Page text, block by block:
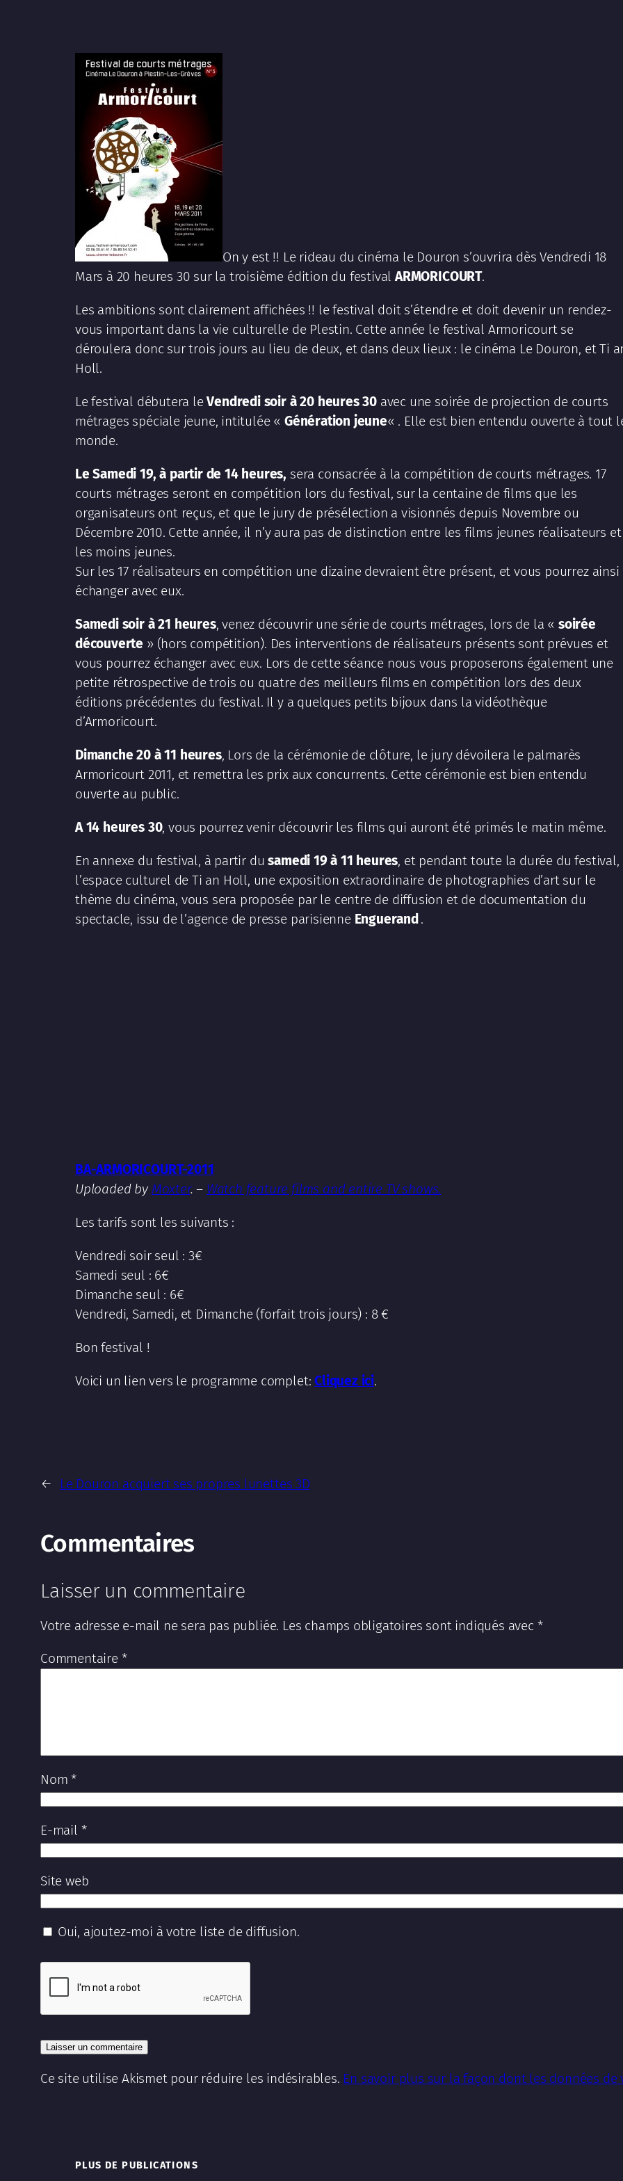
On y est !! Le rideau du cinéma le Douron s’ouvrira dès Vendredi 18
Mars à 20 heures 30 sur la troisième édition du festivalARMORICOURT.
Les ambitions sont clairement affichées !! le festival doit s’étendre et doit devenir un rendez-
vous important dans la vie culturelle de Plestin. Cette année le festival Armoricourt se
déroulera donc sur trois jours au lieu de deux, et dans deux lieux : le cinéma Le Douron, et Ti
Holl.
Le festival débutera leVendredi soir à 20 heures 30 avec une soirée de projection de courts
métrages spéciale jeune, intitulée « Génération jeune« . Elle est bien entendu ouverte à tout
monde.
Le Samedi 19, à partir de 14 heures, sera consacrée à la compétition de courts métrages. 17
courts métrages seront en compétition lors du festival, sur la centaine de films que les
organisateurs ont reçus, et que le jury de présélection a visionnés depuis Novembre ou
Décembre 2010. Cette année, il n’y aura pas de distinction entre les films jeunes réalisateurs et
les moins jeunes.
Sur les 17 réalisateurs en compétition une dizaine devraient être présent, et vous pourrez ainsi
échanger avec eux.
Samedi soir à 21 heures, venez découvrir une série de courts métrages, lors de la « soirée
découverte » (hors compétition). Des interventions de réalisateurs présents sont prévues et
vous pourrez échanger avec eux. Lors de cette séance nous vous proposerons également une
petite rétrospective de trois ou quatre des meilleurs films en compétition lors des deux
éditions précédentes du festival. Il y a quelques petits bijoux dans la vidéothèque
d’Armoricourt.
Dimanche 20 à 11 heures, Lors de la cérémonie de clôture, le jury dévoilera le palmarès
Armoricourt 2011, et remettra les prix aux concurrents. Cette cérémonie est bien entendu
ouverte au public.
A 14 heures 30, vous pourrez venir découvrir les films qui auront été primés le matin même.
En annexe du festival, à partir du samedi 19 à 11 heures, et pendant toute la durée du festival,
l’espace culturel de Ti an Holl, une exposition extraordinaire de photographies d’art sur le
thème du cinéma, vous sera proposée par le centre de diffusion et de documentation du
spectacle, issu de l’agence de presse parisienne Enguerand .
BA-ARMORICOURT-2011
Uploaded byMoxter. – Watch feature films and entire TV shows.
Les tarifs sont les suivants :
Vendredi soir seul : 3€
Samedi seul : 6€
Dimanche seul : 6€
Vendredi, Samedi, et Dimanche (forfait trois jours) : 8 €
Bon festival !
Voici un lien vers le programme complet:Cliquez ici.
← Le Douron acquiert ses propres lunettes 3D
Commentaires
Laisser un commentaire
Votre adresse e-mail ne sera pas publiée. Les champs obligatoires sont indiqués avec *
Commentaire *
Nom*
E-mail *
Site web
Oui, ajoutez-moi à votre liste de diffusion.
Ce site utilise Akismet pour réduire les indésirables. En savoir plus sur la façon dont les données
PLUS DE PUBLICATIONS